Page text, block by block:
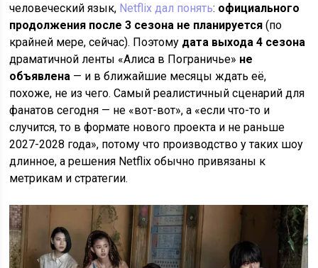
человеческий язык, Netflix дал понять: официального
продолжения после 3 сезона не планируется (по
крайней мере, сейчас). Поэтому дата выхода 4 сезона
драматичной ленты «Алиса в Пограничье» не
объявлена — и в ближайшие месяцы ждать её,
похоже, не из чего. Самый реалистичный сценарий для
фанатов сегодня — не «вот-вот», а «если что-то и
случится, то в формате нового проекта и не раньше
2027-2028 года», потому что производство у таких шоу
длинное, а решения Netflix обычно привязаны к
метрикам и стратегии.